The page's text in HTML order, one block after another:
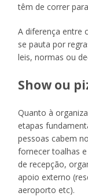
têm de correr
A diferença entre
se pauta por
leis, normas ou
Show ou
Quanto à
etapas
pessoas cabem
fornecer toalhas
de recepção,
apoio externo
aeroporto etc).